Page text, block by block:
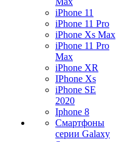
iPhone 11
iPhone 11 Pro
iPhone Xs Max
iPhone 11 Pro
Max
iPhone XR
IPhone Xs
iPhone SE
2020
Iphone 8
Смартфоны
серии Galaxy